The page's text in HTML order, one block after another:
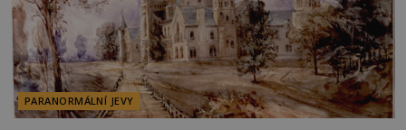
PARANORMÁLNÍ JEVY